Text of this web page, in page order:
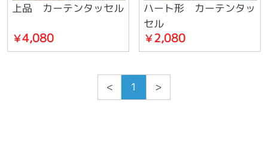
上品 カーテンタッセル
￥4,080
ハート形 カーテンタッ
セル
￥2,080
< 1 >